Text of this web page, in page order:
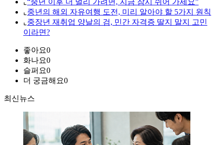
⌞ “중년 이후 더 멀리 가려면, 지금 잠시 쉬어 가세요”
⌞ 중년의 해외 자유여행 도전, 미리 알아야 할 5가지 원칙
⌞ 중장년 재취업 양날의 검, 민간 자격증 딸지 말지 고민
이라면?
좋아요0
화나요0
슬퍼요0
더 궁금해요0
최신뉴스